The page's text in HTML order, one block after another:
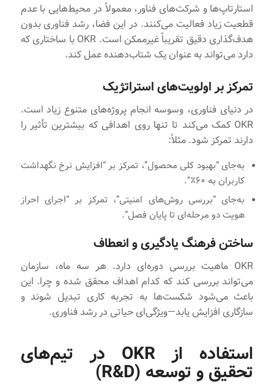
استارتاپ‌ها و شرکت‌های فناور، معمولاً در محیط‌هایی با عدم
قطعیت زیاد فعالیت می‌کنند. در این فضا، رشد فناوری بدون
هدف‌گذاری دقیق تقریباً غیرممکن است. OKR با ساختاری که
دارد می‌تواند به عنوان یک شتاب‌دهنده عمل کند.
تمرکز بر اولویت‌های استراتژیک
در دنیای فناوری، وسوسه انجام پروژه‌های متنوع زیاد است.
OKR کمک می‌کند تا تنها روی اهدافی که بیشترین تأثیر را
دارند تمرکز شود. مثلاً:
به‌جای “بهبود کلی محصول”، تمرکز بر “افزایش نرخ نگهداشت
کاربران به ۶۰٪”.
به‌جای “بررسی روش‌های امنیتی”، تمرکز بر “اجرای احراز
هویت دو مرحله‌ای تا پایان فصل”.
ساختن فرهنگ یادگیری و انعطاف
OKR ماهیت بررسی دوره‌ای دارد. هر سه ماه، سازمان
می‌تواند بررسی کند که کدام اهداف محقق شده و چرا. این
باعث می‌شود شکست‌ها به تجربه کاری تبدیل شوند و
سازگاری افزایش یابد—ویژگی‌ای حیاتی در رشد فناوری.
استفاده از OKR در تیم‌های
تحقیق و توسعه (R&D)